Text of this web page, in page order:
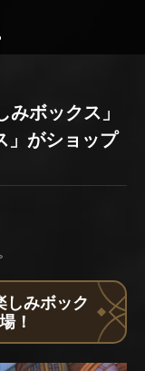
ボックス」
」がショップ
しみボック
！